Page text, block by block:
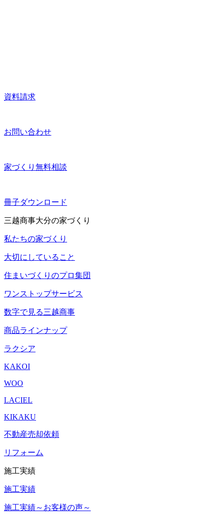
資料請求
お問い合わせ
家づくり無料相談
冊子ダウンロード
三越商事大分の家づくり
私たちの家づくり
大切にしていること
住まいづくりのプロ集団
ワンストップサービス
数字で見る三越商事
商品ラインナップ
ラクシア
KAKOI
WOO
LACIEL
KIKAKU
不動産売却依頼
リフォーム
施工実績
施工実績
施工実績～お客様の声～